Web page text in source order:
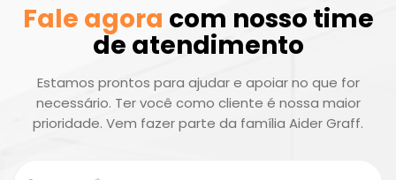
Fale agora com nosso time
de atendimento
Estamos prontos para ajudar e apoiar no que for
necessário. Ter você como cliente é nossa maior
prioridade. Vem fazer parte da família Aider Graff.